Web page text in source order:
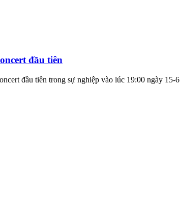
đầu tiên
đầu tiên trong sự nghiệp vào lúc 19:00 ngày 15-6